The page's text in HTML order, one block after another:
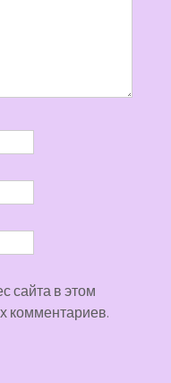
сайта в этом
комментариев.